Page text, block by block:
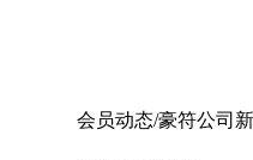
会员动态/豪符公司